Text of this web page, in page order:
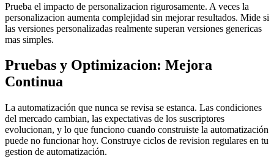
Prueba el impacto de personalizacion rigurosamente. A veces la
personalizacion aumenta complejidad sin mejorar resultados. Mide si
las versiones personalizadas realmente superan versiones genericas
mas simples.
Pruebas y Optimizacion: Mejora
Continua
La automatización que nunca se revisa se estanca. Las condiciones
del mercado cambian, las expectativas de los suscriptores
evolucionan, y lo que funciono cuando construiste la automatización
puede no funcionar hoy. Construye ciclos de revision regulares en tu
gestion de automatización.